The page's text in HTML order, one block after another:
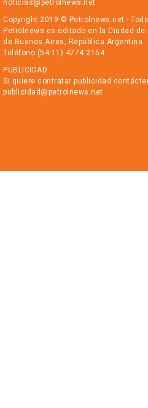
noticias@petrolnews.net
Copyright 2019 © Petrolnews.net -
Petrolnews es editado en la Ciudad
de Buenos Aires, República Argentina
Teléfono (54 11) 4774 2154
PUBLICIDAD
Si quiere contratar publicidad
publicidad@petrolnews.net